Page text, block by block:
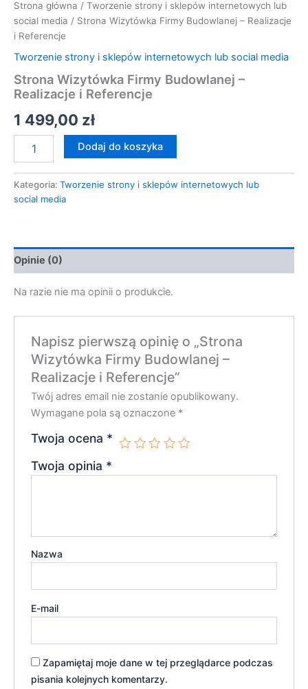
Strona główna / Tworzenie strony i sklepów internetowych lub
social media / Strona Wizytówka Firmy Budowlanej – Realizacje
i Referencje
Tworzenie strony i sklepów internetowych lub social media
Strona Wizytówka Firmy Budowlanej –
Realizacje i Referencje
1 499,00 zł
Dodaj do koszyka
Kategoria: Tworzenie strony i sklepów internetowych lub
social media
Opinie (0)
Na razie nie ma opinii o produkcie.
Napisz pierwszą opinię o „Strona
Wizytówka Firmy Budowlanej –
Realizacje i Referencje”
Twój adres email nie zostanie opublikowany.
Wymagane pola są oznaczone *
Twoja ocena *
Twoja opinia *
Nazwa
E-mail
Zapamiętaj moje dane w tej przeglądarce podczas
pisania kolejnych komentarzy.